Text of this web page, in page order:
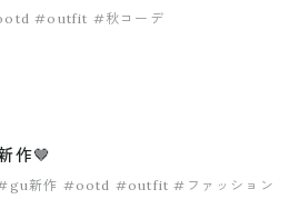
#outfit #秋コーデ
作🤎
新作 #ootd #outfit #ファッション